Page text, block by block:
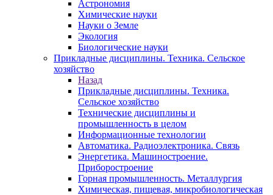
Астрономия
Химические науки
Науки о Земле
Экология
Биологические науки
Прикладные дисциплины. Техника. Сельское
хозяйство
Назад
Прикладные дисциплины. Техника.
Сельское хозяйство
Технические дисциплины и
промышленность в целом
Информационные технологии
Автоматика. Радиоэлектроника. Связь
Энергетика. Машиностроение.
Приборостроение
Горная промышленность. Металлургия
Химическая, пищевая, микробиологическая